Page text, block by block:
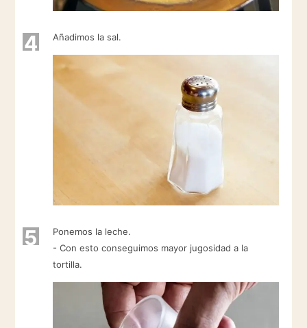
4 Añadimos la sal.
5
Ponemos la leche.
- Con esto conseguimos mayor jugosidad a la
tortilla.